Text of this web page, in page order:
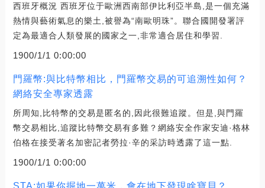
西班牙概況 西班牙位于歐洲西南部伊比利亞半島,是一個充滿
熱情與藝術氣息的樂土,被譽為“南歐明珠”。聯合國開發署評
定為最適合人類發展的國家之一,非常適合居住和學習.
1900/1/1 0:00:00
門羅幣:與比特幣相比，門羅幣交易的可追溯性如何？
網絡安全專家透露
所周知,比特幣的交易是匿名的,因此很難追蹤。但是,與門羅
幣交易相比,追蹤比特幣交易有多難？網絡安全作家安迪·格林
伯格在接受著名加密記者勞拉·辛的采訪時透露了這一點.
1900/1/1 0:00:00
STA:如果你掘地一萬米，會在地下發現啥寶貝？